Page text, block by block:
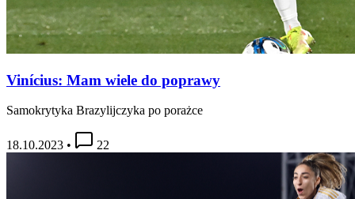
Vinícius: Mam wiele do poprawy
Samokrytyka Brazylijczyka po porażce
18.10.2023 • 22